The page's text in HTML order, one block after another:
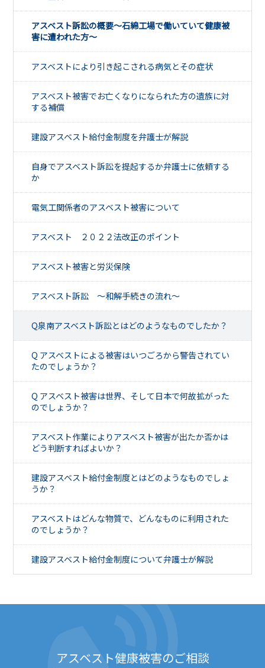
アスベスト訴訟の概要～石綿工場で働いていて健康被
害に遭われた方～
アスベストにより引き起こされる病気とその症状
アスベスト被害でお亡くなりになられた方の遺族に対
する補償
建設アスベスト給付金制度を弁護士が解説
自身でアスベスト訴訟を提起するか弁護士に依頼する
か
電気工関係者のアスベスト被害について
アスベスト ２０２２法改正のポイント
アスベスト被害と労災保険
アスベスト訴訟 ～和解手続きの流れ～
Q泉南アスベスト訴訟とはどのようなものでしたか？
Q アスベストによる被害はいつごろから警告されてい
たのでしょうか？
Q アスベスト被害は世界、そして日本で何故拡がった
のでしょうか？
アスベスト作業によりアスベスト被害が出たか否かは
どう判断すればよいか？
建設アスベスト給付金制度とはどのようなものでしょ
うか？
アスベストはどんな物質で、どんなものに利用された
のでしょうか？
建設アスベスト給付金制度について弁護士が解説
アスベスト健康被害のご相談